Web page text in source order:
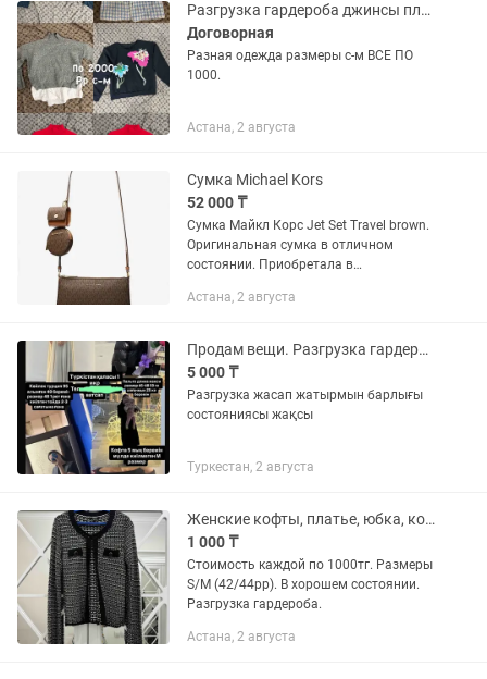
Разгрузка гардероба джинсы платье пиджак кофта
Договорная
Разная одежда размеры с-м ВСЕ ПО
1000.
Астана, 2 августа
Сумка Michael Kors
52 000 ₸
Сумка Майкл Корс Jet Set Travel brown.
Оригинальная сумка в отличном
состоянии. Приобретала в
ТРЦ Keruen в Астане. Продажа в связи
Астана, 2 августа
Продам вещи. Разгрузка гардероба.Платье.Пальто.Двойка.Кофта.Куртка
5 000 ₸
Разгрузка жасап жатырмын барлығы
состояниясы жақсы
Туркестан, 2 августа
Женские кофты, платье, юбка, комбинезон. 42/44рр.
1 000 ₸
Стоимость каждой по 1000тг. Размеры
S/M (42/44рр). В хорошем состоянии.
Разгрузка гардероба.
Астана, 2 августа